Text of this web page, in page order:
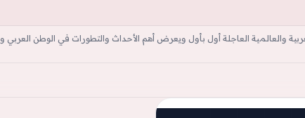
والعالمية العاجلة أول بأول ويعرض أهم الأحداث والتطورات في الوطن العربي و